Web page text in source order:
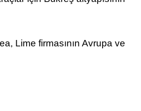
Lime firmasının Avrupa ve